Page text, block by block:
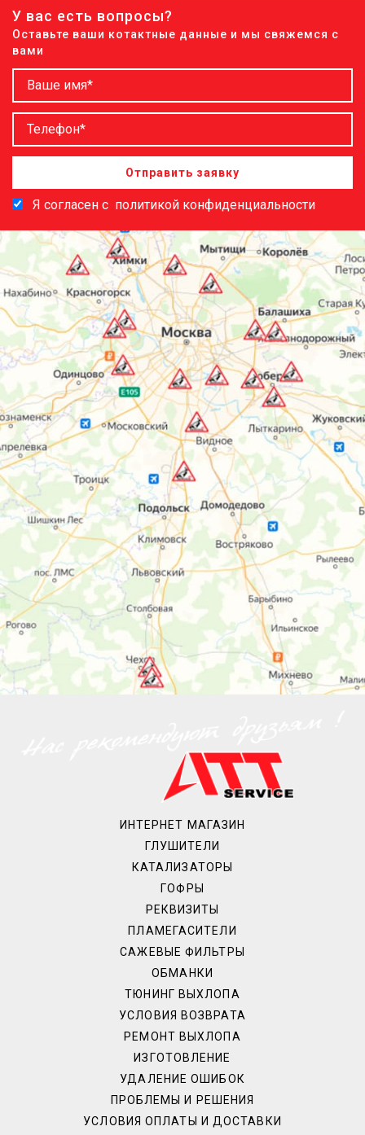
У вас есть вопросы?
Оставьте ваши котактные данные и мы свяжемся с
вами
Отправить заявку
Я согласен с политикой конфиденциальности
ИНТЕРНЕТ МАГАЗИН
ГЛУШИТЕЛИ
КАТАЛИЗАТОРЫ
ГОФРЫ
РЕКВИЗИТЫ
ПЛАМЕГАСИТЕЛИ
САЖЕВЫЕ ФИЛЬТРЫ
ОБМАНКИ
ТЮНИНГ ВЫХЛОПА
УСЛОВИЯ ВОЗВРАТА
РЕМОНТ ВЫХЛОПА
ИЗГОТОВЛЕНИЕ
УДАЛЕНИЕ ОШИБОК
ПРОБЛЕМЫ И РЕШЕНИЯ
УСЛОВИЯ ОПЛАТЫ И ДОСТАВКИ